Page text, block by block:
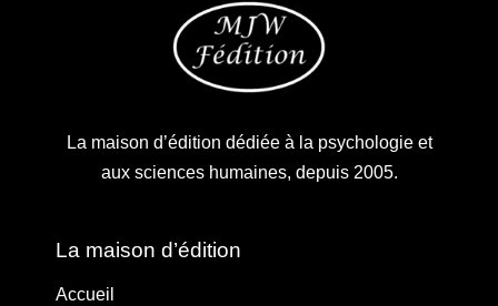
La maison d’édition dédiée à la psychologie et
aux sciences humaines, depuis 2005.
La maison d’édition
Accueil